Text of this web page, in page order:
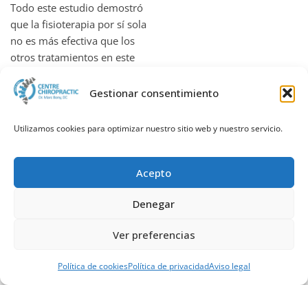
Gestionar consentimiento
Utilizamos cookies para optimizar nuestro sitio web y nuestro servicio.
Acepto
Denegar
Ver preferencias
Política de cookiesPolítica de privacidadAviso legal
Todo este estudio demostró
que la fisioterapia por sí sola
no es más efectiva que los
otros tratamientos en este
estudio.
Si hubieran investigado el
habrían notado que existe
entre la manipulación, que se
utilizó en este estudio, y la
También habrían sabido que
Llamar WhatsApp Reservar cita